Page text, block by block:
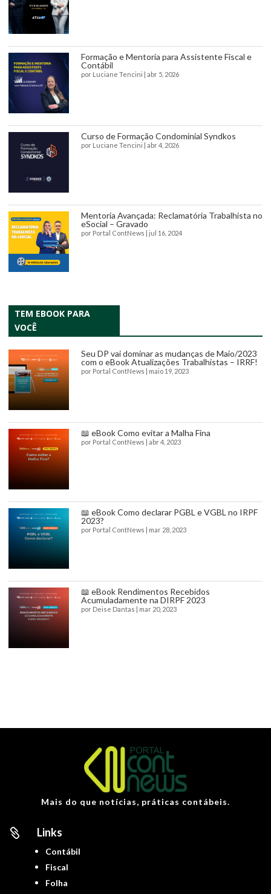
Formação e Mentoria para Assistente Fiscal e
Contábil
por Luciane Tencini abr 5, 2026
Curso de Formação Condominial Syndkos
por Luciane Tencini abr 4, 2026
Mentoria Avançada: Reclamatória Trabalhista no
eSocial – Gravado
por Portal ContNews jul 16, 2024
TEM EBOOK PARA
VOCÊ
Seu DP vai dominar as mudanças de Maio/2023
com o eBook Atualizações Trabalhistas – IRRF!
por Portal ContNews maio 19, 2023
📖 eBook Como evitar a Malha Fina
por Portal ContNews abr 4, 2023
📖 eBook Como declarar PGBL e VGBL no IRPF
2023?
por Portal ContNews mar 28, 2023
📖 eBook Rendimentos Recebidos
Acumuladamente na DIRPF 2023
por Deise Dantas mar 20, 2023
Mais do que notícias, práticas contábeis.
 Links
Contábil
Fiscal
Folha